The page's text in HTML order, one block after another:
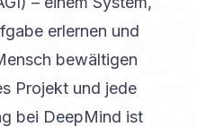
erlernen und
bewältigen
Projekt und jede
bei DeepMind ist